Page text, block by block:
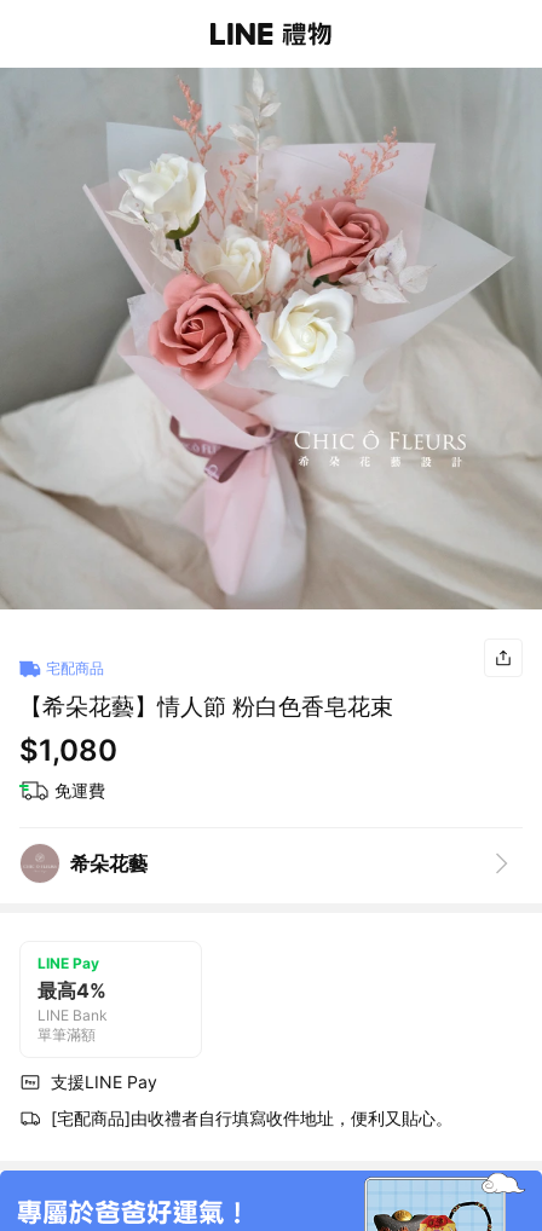
宅配商品
【希朵花藝】情人節 粉白色香皂花束
$1,080
免運費
希朵花藝
LINE Pay
最高4%
LINE Bank
單筆滿額
支援LINE Pay
[宅配商品]由收禮者自行填寫收件地址，便利又貼心。